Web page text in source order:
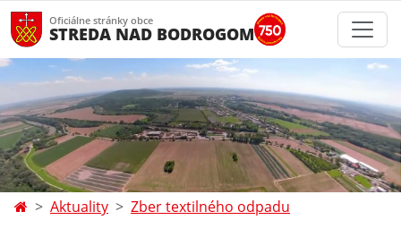
Oficiálne stránky obce
STREDA NAD BODROGOM
Aktuality Zber textilného odpadu